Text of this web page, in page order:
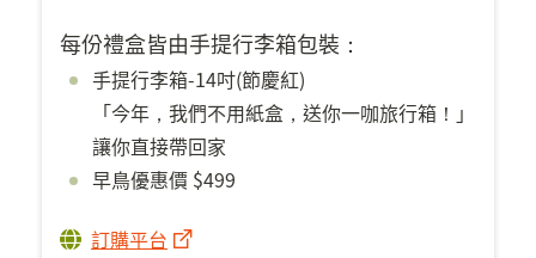
每份禮盒皆由手提行李箱包裝：
手提行李箱-14吋(節慶紅)
「今年，我們不用紙盒，送你一咖旅行箱！」
讓你直接帶回家
早鳥優惠價 $499
訂購平台